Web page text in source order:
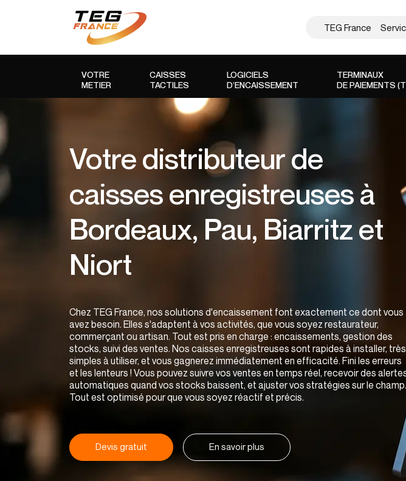
TEG France
VOTRE
METIER
CAISSES
TACTILES
LOGICIELS
D’ENCAISSEMENT
TERMINAUX
DE PAIEMENTS
Votre distributeur de
caisses enregistreuses à
Bordeaux, Pau, Biarritz et
Niort
Chez TEG France, nos solutions d'encaissement font exactement ce dont vous
avez besoin. Elles s'adaptent à vos activités, que vous soyez restaurateur,
commerçant ou artisan. Tout est pris en charge : encaissements, gestion des
stocks, suivi des ventes. Nos caisses enregistreuses sont rapides à installer, très
simples à utiliser, et vous gagnerez immédiatement en efficacité. Fini les erreurs
et les lenteurs ! Vous pouvez suivre vos ventes en temps réel, recevoir des
automatiques quand vos stocks baissent, et ajuster vos stratégies sur le champ.
Tout est optimisé pour que vous soyez réactif et précis.
Devis gratuit En savoir plus